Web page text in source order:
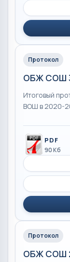
Протокол
ОБЖ СОШ
Итоговый
ВОШ в 2020-
PDF
90 Кб
Протокол
ОБЖ СОШ